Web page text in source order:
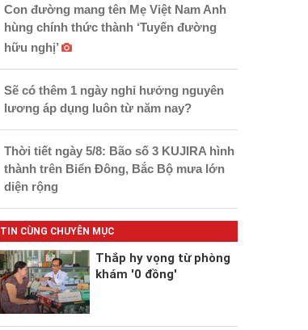
Con đường mang tên Mẹ Việt Nam Anh
hùng chính thức thành ‘Tuyến đường
hữu nghị’
Sẽ có thêm 1 ngày nghỉ hưởng nguyên
lương áp dụng luôn từ năm nay?
Thời tiết ngày 5/8: Bão số 3 KUJIRA hình
thành trên Biển Đông, Bắc Bộ mưa lớn
diện rộng
TIN CÙNG CHUYÊN MỤC
Thắp hy vọng từ phòng
khám '0 đồng'